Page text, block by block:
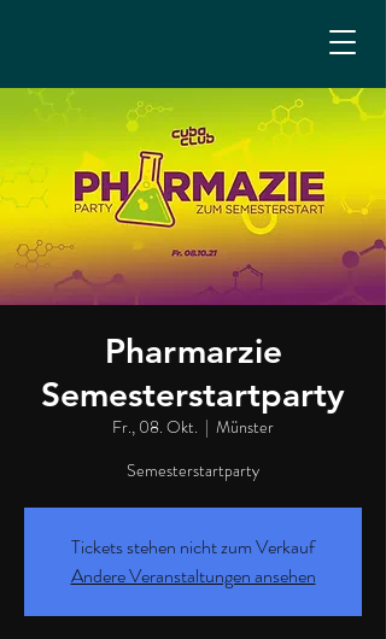
Pharmarzie
Semesterstartparty
Fr., 08. Okt.
  |
Münster
Semesterstartparty
Tickets stehen nicht zum Verkauf
Andere Veranstaltungen ansehen